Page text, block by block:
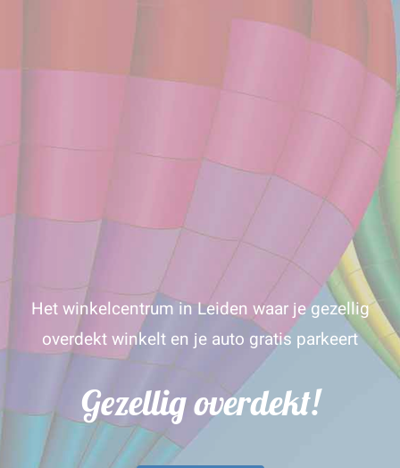
Het winkelcentrum in Leiden waar je gezellig
overdekt winkelt en je auto gratis parkeert
Gezellig overdekt!